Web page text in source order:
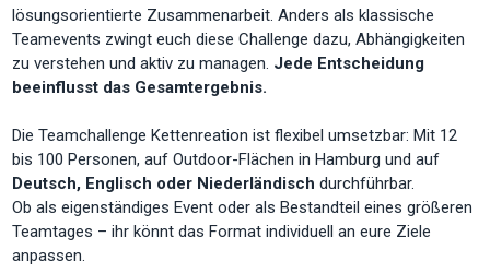
lösungsorientierte Zusammenarbeit. Anders als klassische
Teamevents zwingt euch diese Challenge dazu, Abhängigkeiten
zu verstehen und aktiv zu managen. Jede Entscheidung
beeinflusst das Gesamtergebnis.
Die Teamchallenge Kettenreation ist flexibel umsetzbar: Mit 12
bis 100 Personen, auf Outdoor-Flächen in Hamburg und auf
Deutsch, Englisch oder Niederländischdurchführbar.
Ob als eigenständiges Event oder als Bestandteil eines größeren
Teamtages – ihr könnt das Format individuell an eure Ziele
anpassen.